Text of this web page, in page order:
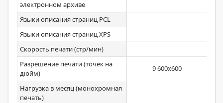
электронном архиве
Языки описания страниц PCL
Языки описания страниц XPS
Скорость печати (стр/мин)
Разрешение печати (точек на
дюйм)
9 600х600
Нагрузка в месяц (монохромная
печать)